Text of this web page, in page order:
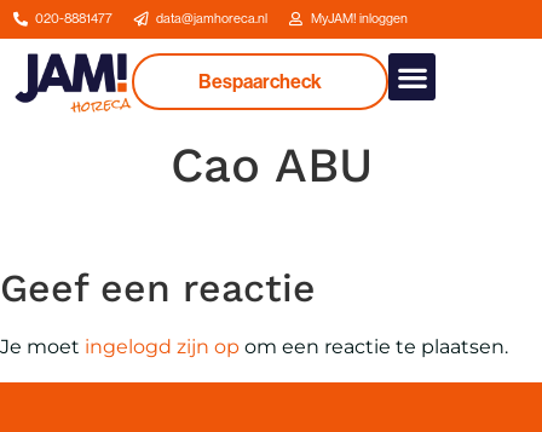
020-8881477 data@jamhoreca.nl MyJAM! inloggen
Bespaarcheck
Cao ABU
Geef een reactie
Je moet ingelogd zijn op om een reactie te plaatsen.